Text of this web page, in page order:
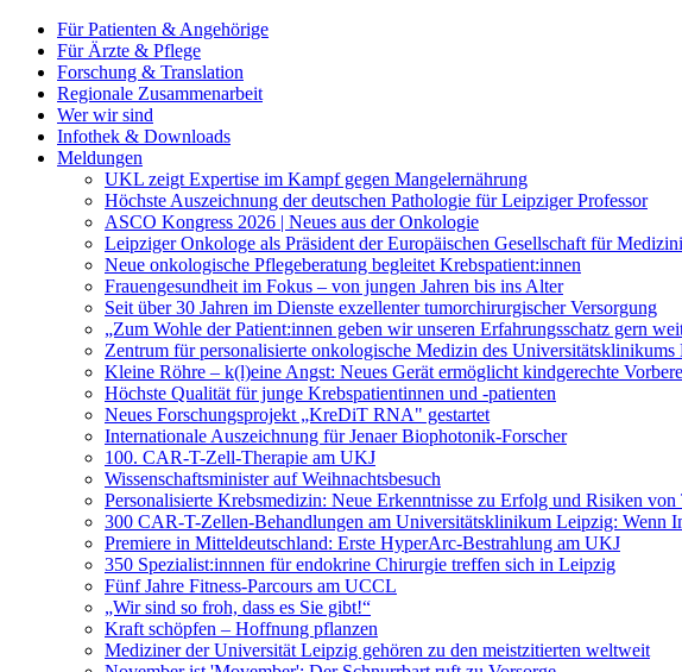
Für Patienten & Angehörige
Für Ärzte & Pflege
Forschung & Translation
Regionale Zusammenarbeit
Wer wir sind
Infothek & Downloads
Meldungen
UKL zeigt Expertise im Kampf gegen Mangelernährung
Höchste Auszeichnung der deutschen Pathologie für Leipziger Professor
ASCO Kongress 2026 | Neues aus der Onkologie
Leipziger Onkologe als Präsident der Europäischen Gesellschaft für
Neue onkologische Pflegeberatung begleitet Krebspatient:innen
Frauengesundheit im Fokus – von jungen Jahren bis ins Alter
Seit über 30 Jahren im Dienste exzellenter tumorchirurgischer Versorgung
„Zum Wohle der Patient:innen geben wir unseren Erfahrungsschatz gern
Zentrum für personalisierte onkologische Medizin des
Kleine Röhre – k(l)eine Angst: Neues Gerät ermöglicht kindgerechte
Höchste Qualität für junge Krebspatientinnen und -patienten
Neues Forschungsprojekt „KreDiT RNA" gestartet
Internationale Auszeichnung für Jenaer Biophotonik-Forscher
100. CAR-T-Zell-Therapie am UKJ
Wissenschaftsminister auf Weihnachtsbesuch
Personalisierte Krebsmedizin: Neue Erkenntnisse zu Erfolg und Risiken von
300 CAR-T-Zellen-Behandlungen am Universitätsklinikum Leipzig: Wenn
Premiere in Mitteldeutschland: Erste HyperArc-Bestrahlung am UKJ
350 Spezialist:innnen für endokrine Chirurgie treffen sich in Leipzig
Fünf Jahre Fitness-Parcours am UCCL
„Wir sind so froh, dass es Sie gibt!“
Kraft schöpfen – Hoffnung pflanzen
Mediziner der Universität Leipzig gehören zu den meistzitierten weltweit